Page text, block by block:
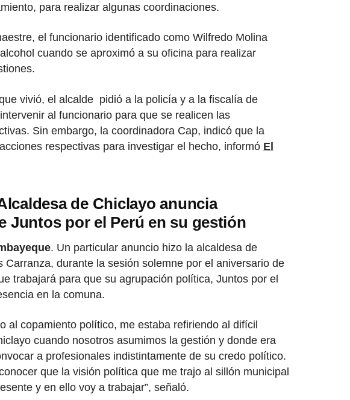
para realizar algunas coordinaciones.
el funcionario identificado como Wilfredo Molina
cuando se aproximó a su oficina para realizar
vivió, el alcalde pidió a la policía y a la fiscalía de
al funcionario para que se realicen las
Sin embargo, la coordinadora Cap, indicó que la
respectivas para investigar el hecho, informó El
de Chiclayo anuncia
Juntos por el Perú en su gestión
. Un particular anuncio hizo la alcaldesa de
Carranza, durante la sesión solemne por el aniversario de
trabajará para que su agrupación política, Juntos por el
en la comuna.
al copamiento político, me estaba refiriendo al difícil
cuando nosotros asumimos la gestión y donde era
a profesionales indistintamente de su credo político.
que la visión política que me trajo al sillón municipal
y en ello voy a trabajar”, señaló.